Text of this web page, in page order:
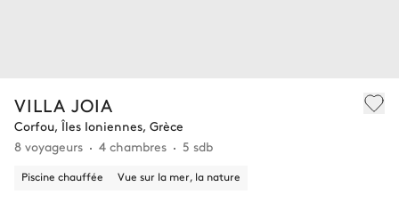
VILLA JOIA
Corfou, Îles Ioniennes, Grèce
8 voyageurs
4 chambres 5 sdb
Piscine chauffée Vue sur la mer, la nature